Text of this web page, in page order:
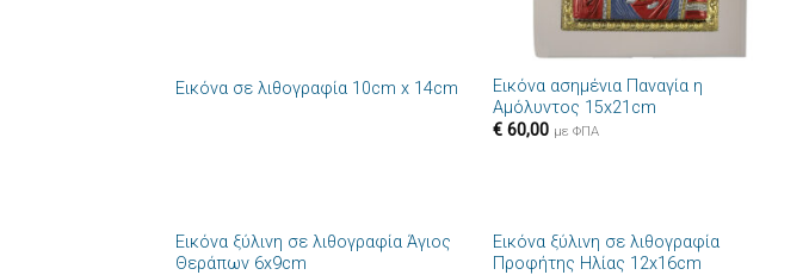
Εικόνα σε λιθογραφία 10cm x 14cm
Εικόνα ασημένια Παναγία η
Αμόλυντος 15x21cm
€ 60,00 με ΦΠΑ
Πρόσθήκη
Εικόνα ξύλινη σε λιθογραφία Άγιος
Θεράπων 6x9cm
Πρόσθήκη
Εικόνα ξύλινη σε λιθογραφία
Προφήτης Ηλίας 12x16cm